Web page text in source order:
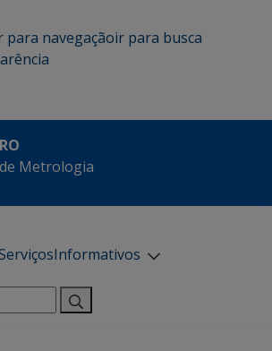
para navegaçãoir para busca
Metrologia
Informativos